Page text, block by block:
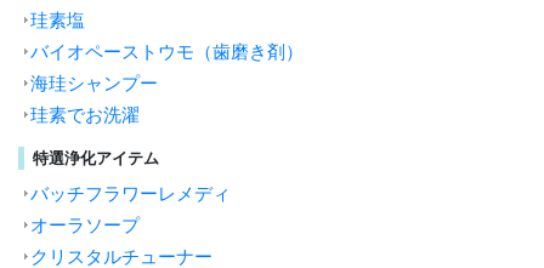
珪素塩
バイオペーストウモ（歯磨き剤）
海珪シャンプー
珪素でお洗濯
特選浄化アイテム
バッチフラワーレメディ
オーラソープ
クリスタルチューナー